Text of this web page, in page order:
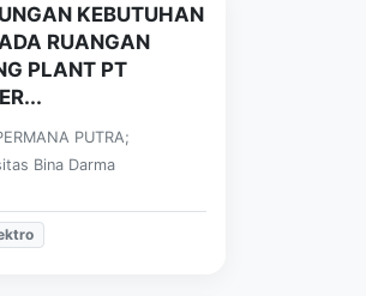
KEBUTUHAN
RUANGAN
PLANT PT
PUTRA;
Bina Darma